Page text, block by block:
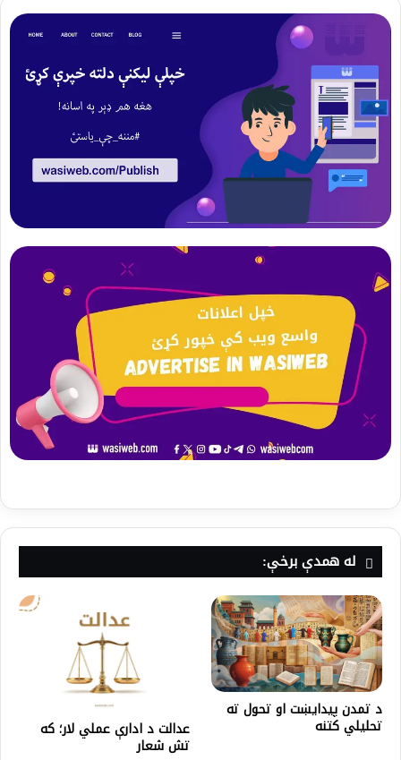
له همدې برخې:
د تمدن پیدایښت او تحول ته
تحلیلي کتنه عدالت د ادارې عملي لار؛ که
تش شعار